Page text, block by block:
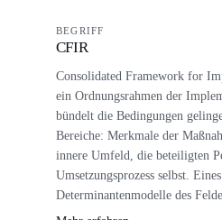
BEGRIFF
CFIR
Consolidated Framework for
ein Ordnungsrahmen der
bündelt die Bedingungen
Bereiche: Merkmale der
innere Umfeld, die beteiligten
Umsetzungsprozess selbst.
Determinantenmodelle des